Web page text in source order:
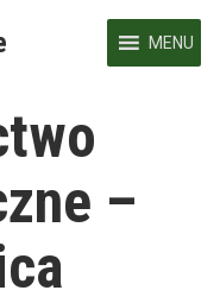
MENU
–